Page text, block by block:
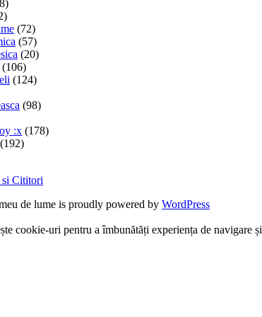
(72)
(57)
(20)
(106)
(124)
(98)
:x (178)
(192)
de lume is proudly powered by WordPress
cookie-uri pentru a îmbunătăți experiența de navigare